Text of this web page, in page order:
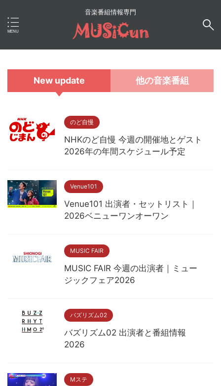
音楽番組情報専門
New update 他の音楽番組
のど自慢
NHKのど自慢 今週の開催地とゲスト
2026年の年間スケジュール予定
Venue101
Venue101 出演者・セットリスト｜
2026ベニューワンオーワン
MUSIC FAIR
MUSIC FAIR 今週の出演者｜ミュー
ジックフェア2026
バズリズム02
バズリズム02 出演者と番組情報
2026
Mステ